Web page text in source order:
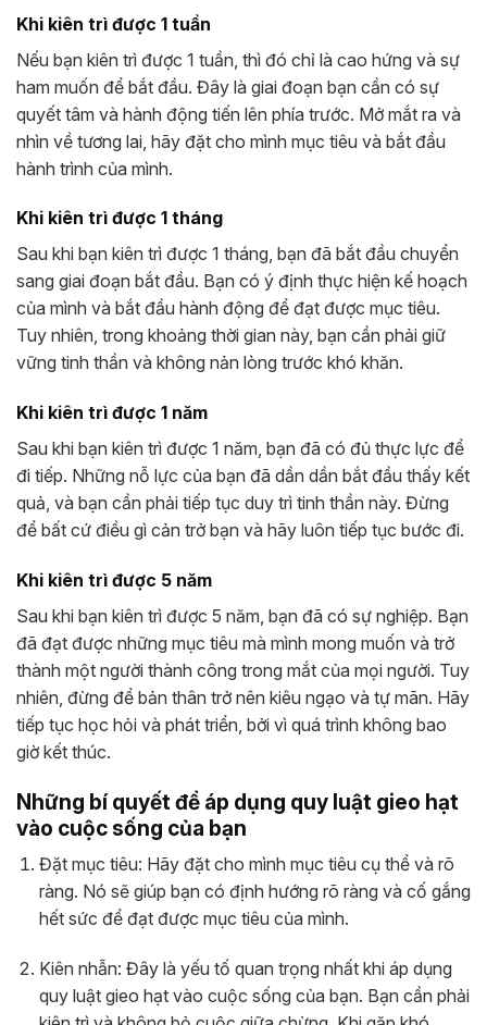
Khi kiên trì được 1 tuần
Nếu bạn kiên trì được 1 tuần, thì đó chỉ là cao hứng và sự
ham muốn để bắt đầu. Đây là giai đoạn bạn cần có sự
quyết tâm và hành động tiến lên phía trước. Mở mắt ra và
nhìn về tương lai, hãy đặt cho mình mục tiêu và bắt đầu
hành trình của mình.
Khi kiên trì được 1 tháng
Sau khi bạn kiên trì được 1 tháng, bạn đã bắt đầu chuyển
sang giai đoạn bắt đầu. Bạn có ý định thực hiện kế hoạch
của mình và bắt đầu hành động để đạt được mục tiêu.
Tuy nhiên, trong khoảng thời gian này, bạn cần phải giữ
vững tinh thần và không nản lòng trước khó khăn.
Khi kiên trì được 1 năm
Sau khi bạn kiên trì được 1 năm, bạn đã có đủ thực lực để
đi tiếp. Những nỗ lực của bạn đã dần dần bắt đầu thấy kết
quả, và bạn cần phải tiếp tục duy trì tinh thần này. Đừng
để bất cứ điều gì cản trở bạn và hãy luôn tiếp tục bước đi.
Khi kiên trì được 5 năm
Sau khi bạn kiên trì được 5 năm, bạn đã có sự nghiệp. Bạn
đã đạt được những mục tiêu mà mình mong muốn và trở
thành một người thành công trong mắt của mọi người. Tuy
nhiên, đừng để bản thân trở nên kiêu ngạo và tự mãn. Hãy
tiếp tục học hỏi và phát triển, bởi vì quá trình không bao
giờ kết thúc.
Những bí quyết để áp dụng quy luật gieo hạt
vào cuộc sống của bạn
Đặt mục tiêu: Hãy đặt cho mình mục tiêu cụ thể và rõ
ràng. Nó sẽ giúp bạn có định hướng rõ ràng và cố gắng
hết sức để đạt được mục tiêu của mình.
Kiên nhẫn: Đây là yếu tố quan trọng nhất khi áp dụng
quy luật gieo hạt vào cuộc sống của bạn. Bạn cần phải